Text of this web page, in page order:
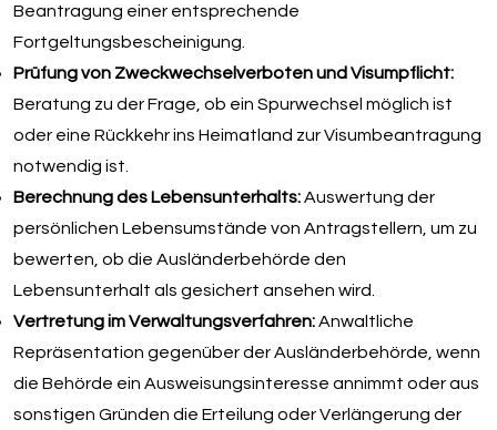
Beantragung einer entsprechende
Fortgeltungsbescheinigung.
Prüfung von Zweckwechselverboten und Visumpflicht:
Beratung zu der Frage, ob ein Spurwechsel möglich ist
oder eine Rückkehr ins Heimatland zur Visumbeantragung
notwendig ist.
Berechnung des Lebensunterhalts:Auswertung der
persönlichen Lebensumstände von Antragstellern, um zu
bewerten, ob die Ausländerbehörde den
Lebensunterhalt als gesichert ansehen wird.
Vertretung im Verwaltungsverfahren:Anwaltliche
Repräsentation gegenüber der Ausländerbehörde, wenn
die Behörde ein Ausweisungsinteresse annimmt oder aus
sonstigen Gründen die Erteilung oder Verlängerung der